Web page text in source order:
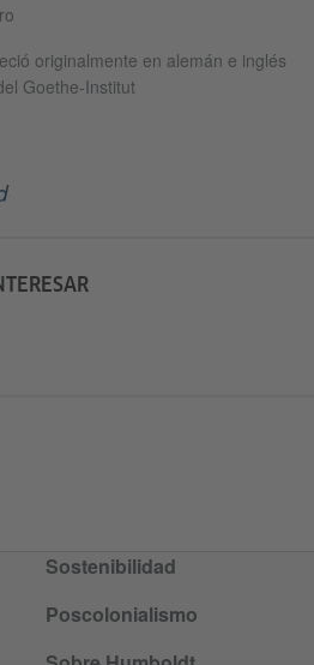
originalmente en alemán e inglés
Goethe-Institut
Sostenibilidad
Poscolonialismo